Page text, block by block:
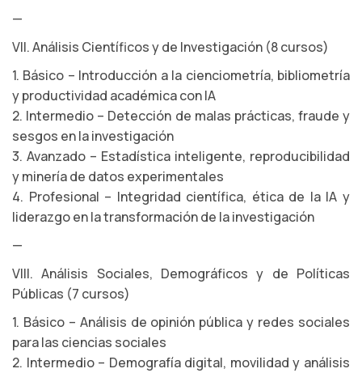
—
VII. Análisis Científicos y de Investigación (8 cursos)
1. Básico – Introducción a la cienciometría, bibliometría
y productividad académica con IA
2. Intermedio – Detección de malas prácticas, fraude y
sesgos en la investigación
3. Avanzado – Estadística inteligente, reproducibilidad
y minería de datos experimentales
4. Profesional – Integridad científica, ética de la IA y
liderazgo en la transformación de la investigación
—
VIII. Análisis Sociales, Demográficos y de Políticas
Públicas (7 cursos)
1. Básico – Análisis de opinión pública y redes sociales
para las ciencias sociales
2. Intermedio – Demografía digital, movilidad y análisis